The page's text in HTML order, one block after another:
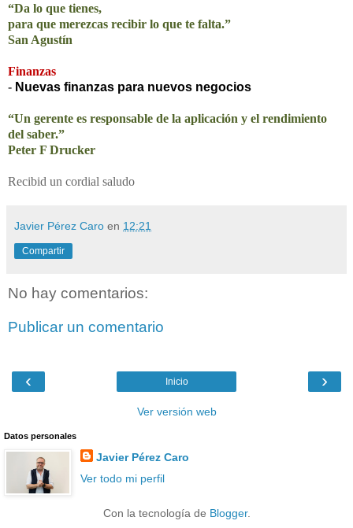
“Da lo que tienes,
para que merezcas recibir lo que te falta.”
San Agustín
Finanzas
- Nuevas finanzas para nuevos negocios
“Un gerente es responsable de la aplicación y el rendimiento
del saber.”
Peter F Drucker
Recibid un cordial saludo
Javier Pérez Caro en 12:21
Compartir
No hay comentarios:
Publicar un comentario
‹ ›
Inicio
Ver versión web
Datos personales
Javier Pérez Caro
Ver todo mi perfil
Con la tecnología de Blogger.